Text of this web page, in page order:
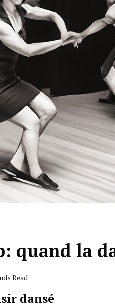
quand la
Read
dansé